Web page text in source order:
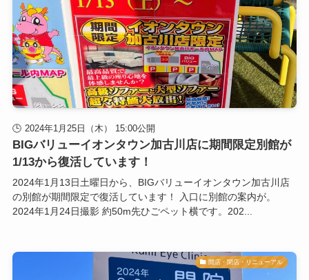
2024年1月25日（木） 15:00公開
BIGバリューイオンタウン加古川店に期間限定別館が
1/13から復活しています！
2024年1月13日土曜日から、BIGバリューイオンタウン加古川店
の別館が期間限定で復活しています！ 入口に別館の案内が。
2024年1月24日撮影 約50m先ひごペット横です。202...
開店・閉店・リニューアル